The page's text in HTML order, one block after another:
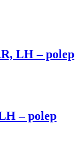
LH – polep
– polep